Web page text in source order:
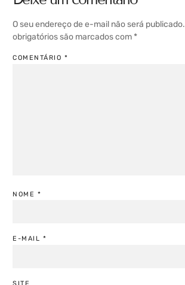
O seu endereço de e-mail não será publicado.
obrigatórios são marcados com *
COMENTÁRIO *
NOME *
E-MAIL *
SITE